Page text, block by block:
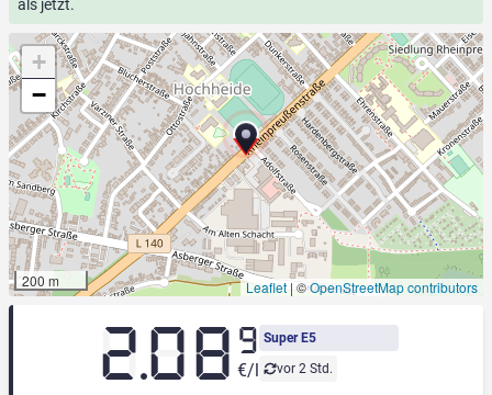
als jetzt.
+
−
200 m Leaflet | ©OpenStreetMap contributors
Super E5
vor 2 Std.
2.08 9
€/l